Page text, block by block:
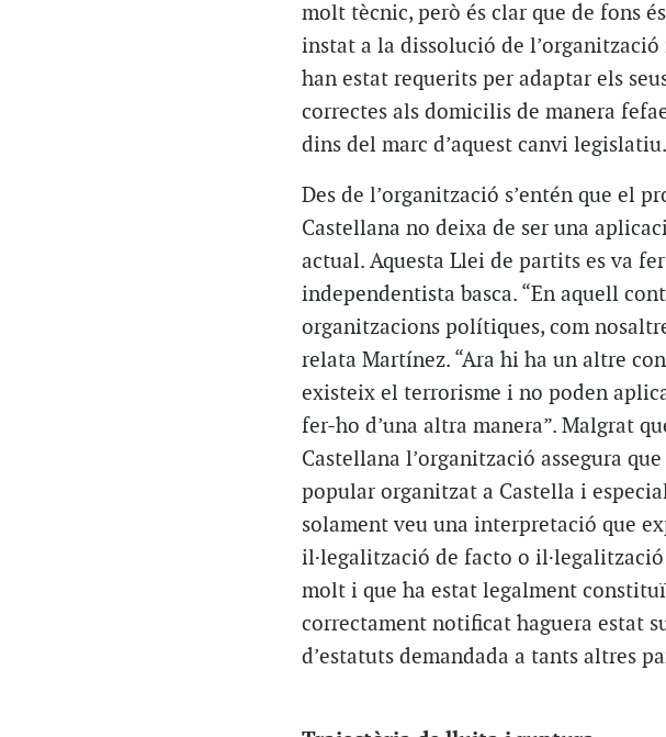
molt tècnic, però és clar que de fons
instat a la dissolució de
han estat requerits per adaptar els
correctes als domicilis de manera
dins del marc d’aquest canvi legislatiu.
Des de l’organització s’entén que el
Castellana no deixa de ser una
actual. Aquesta Llei de partits es va
independentista basca. “En aquell
organitzacions polítiques, com
relata Martínez. “Ara hi ha un altre
existeix el terrorisme i no poden
fer-ho d’una altra manera”. Malgrat
Castellana l’organització assegura
popular organitzat a Castella i
solament veu una interpretació que
il·legalització de facto o
molt i que ha estat legalment
correctament notificat haguera estat
d’estatuts demandada a tants altres